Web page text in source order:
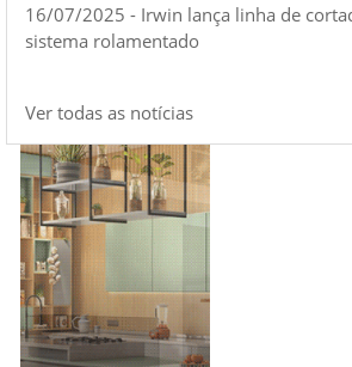
16/07/2025 - Irwin lança linha de
sistema rolamentado
Ver todas as notícias